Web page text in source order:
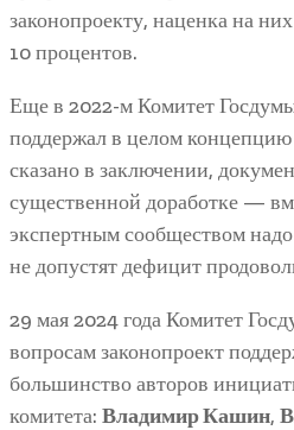
законопроекту, наценка на
10 процентов.
Еще в 2022-м Комитет
поддержал в целом концепцию
сказано в заключении,
существенной доработке —
экспертным сообществом
не допустят дефицит
29 мая 2024 года Комитет
вопросам законопроект
большинство авторов
комитета: Владимир Кашин,